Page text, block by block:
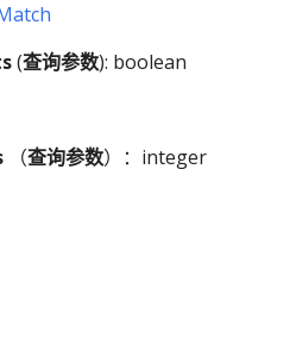
(查询参数): boolean
（查询参数）：integer